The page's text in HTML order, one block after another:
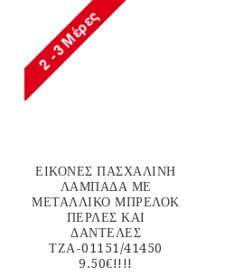
ΕΙΚΟΝΕΣ ΠΑΣΧΑΛΙΝΗ
ΛΑΜΠΑΔΑ ΜΕ
ΜΕΤΑΛΛΙΚΟ ΜΠΡΕΛΟΚ
ΠΕΡΛΕΣ ΚΑΙ
ΔΑΝΤΕΛΕΣ
ΤΖΑ-01151/41450
9.50€!!!!